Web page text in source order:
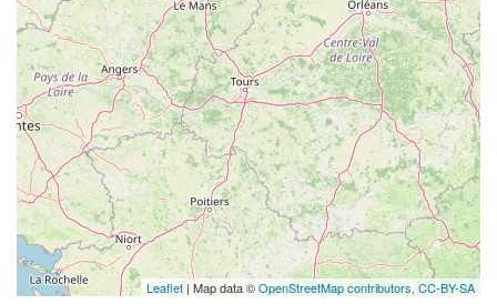
Leaflet | Map data ©OpenStreetMap contributors, CC-BY-SA